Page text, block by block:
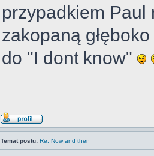
przypadkiem Paul
zakopaną
do "I dont know"
Temat postu: Re: Now and then